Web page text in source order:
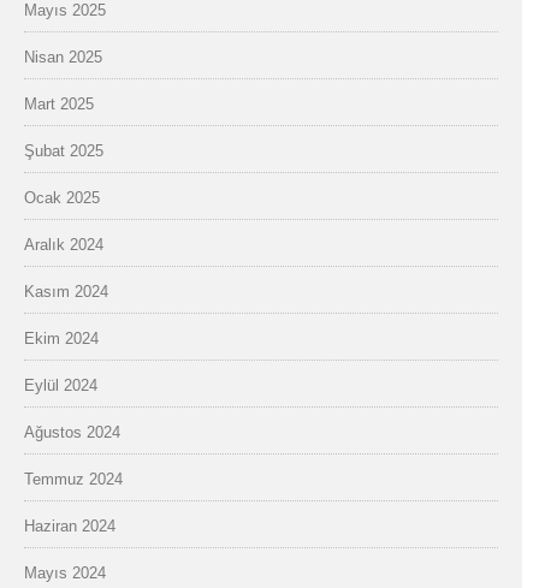
Mayıs 2025
Nisan 2025
Mart 2025
Şubat 2025
Ocak 2025
Aralık 2024
Kasım 2024
Ekim 2024
Eylül 2024
Ağustos 2024
Temmuz 2024
Haziran 2024
Mayıs 2024